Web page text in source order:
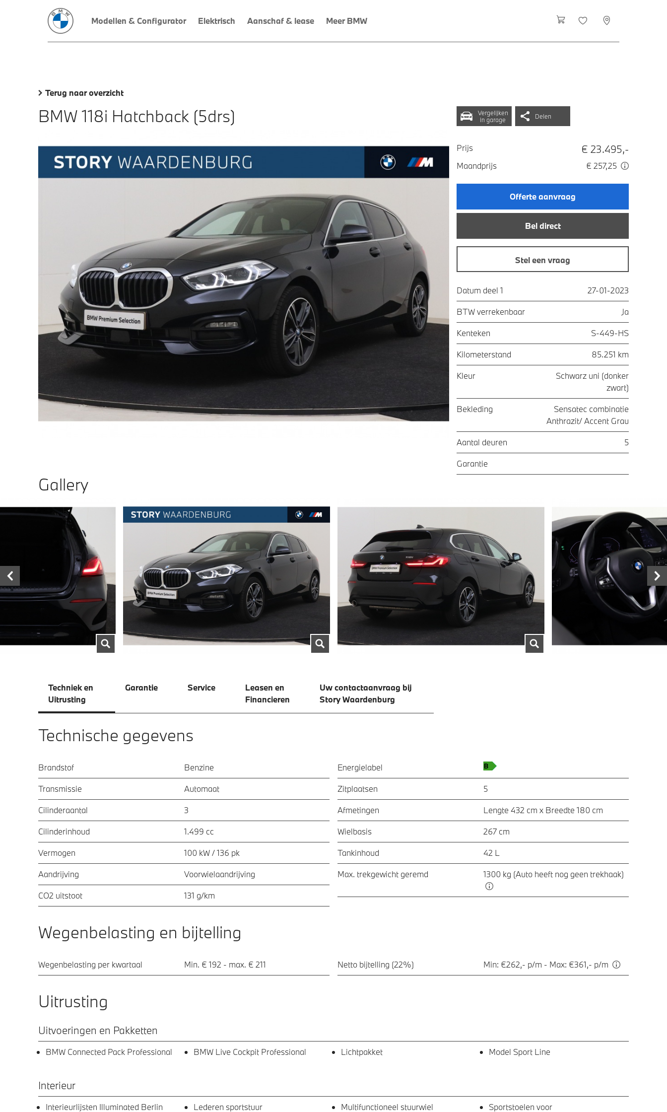
Modellen & Configurator Elektrisch Aanschaf & lease Meer BMW
Terug naar overzicht
BMW 118i Hatchback (5drs)
Vergelijken
in garage
Delen
Prijs € 23.495,-
Maandprijs € 257,25
Offerte aanvraag
Bel direct
Stel een vraag
Datum deel 1 27-01-2023
BTW verrekenbaar Ja
Kenteken S-449-HS
Kilometerstand 85.251 km
Kleur
Schwarz uni (donker
zwart)
Bekleding
Sensatec combinatie
Anthrazit/ Accent Grau
Aantal deuren 5
Garantie
Gallery
Techniek en
Uitrusting
Garantie Service
Leasen en
Financieren
Uw contactaanvraag bij
Story Waardenburg
Technische gegevens
Brandstof Benzine
Transmissie Automaat
Cilinderaantal 3
Cilinderinhoud 1.499 cc
Vermogen 100 kW / 136 pk
Aandrijving Voorwielaandrijving
CO2 uitstoot 131 g/km
Energielabel
Zitplaatsen 5
Afmetingen Lengte 432 cm x Breedte 180 cm
Wielbasis 267 cm
Tankinhoud 42 L
Max. trekgewicht geremd 1300 kg (Auto heeft nog geen trekhaak)
Wegenbelasting en bijtelling
Wegenbelasting per kwartaal Min. € 192 - max. € 211 Netto bijtelling (22%) Min: €262,- p/m - Max: €361,- p/m
Uitrusting
Uitvoeringen en Pakketten
BMW Connected Pack Professional BMW Live Cockpit Professional Lichtpakket Model Sport Line
Interieur
Interieurlijsten Illuminated Berlin Lederen sportstuur Multifunctioneel stuurwiel
Sportstoelen voor